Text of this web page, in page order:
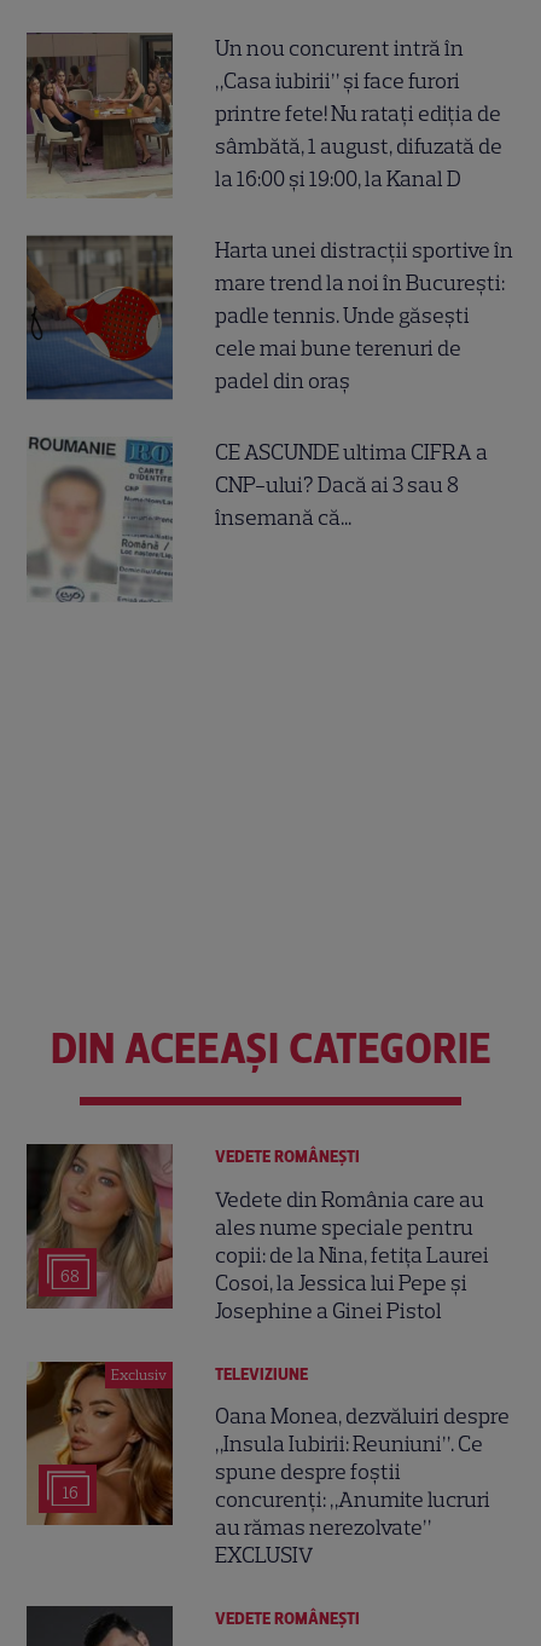
Un nou concurent intră în
„Casa iubirii” și face furori
printre fete! Nu ratați ediția de
sâmbătă, 1 august, difuzată de
la 16:00 și 19:00, la Kanal D
Harta unei distracții sportive în
mare trend la noi în București:
padle tennis. Unde găsești
cele mai bune terenuri de
padel din oraș
CE ASCUNDE ultima CIFRA a
CNP-ului? Dacă ai 3 sau 8
însemană că...
DIN ACEEAȘI CATEGORIE
68
VEDETE ROMÂNEŞTI
Vedete din România care au
ales nume speciale pentru
copii: de la Nina, fetița Laurei
Cosoi, la Jessica lui Pepe și
Josephine a Ginei Pistol
Exclusiv
16
TELEVIZIUNE
Oana Monea, dezvăluiri despre
„Insula Iubirii: Reuniuni”. Ce
spune despre foștii
concurenți: „Anumite lucruri
au rămas nerezolvate”
EXCLUSIV
VEDETE ROMÂNEŞTI